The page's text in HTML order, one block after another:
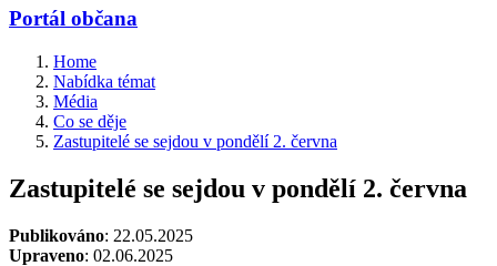
Portál občana
Home
Nabídka témat
Média
Co se děje
Zastupitelé se sejdou v pondělí 2. června
Zastupitelé se sejdou v pondělí 2. června
Publikováno: 22.05.2025
Upraveno: 02.06.2025